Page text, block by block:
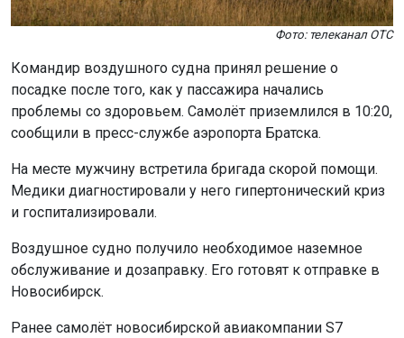
Фото: телеканал ОТС
Командир воздушного судна принял решение о
посадке после того, как у пассажира начались
проблемы со здоровьем. Самолёт приземлился в 10:20,
сообщили в пресс-службе аэропорта Братска.
На месте мужчину встретила бригада скорой помощи.
Медики диагностировали у него гипертонический криз
и госпитализировали.
Воздушное судно получило необходимое наземное
обслуживание и дозаправку. Его готовят к отправке в
Новосибирск.
Ранее самолёт новосибирской авиакомпании S7